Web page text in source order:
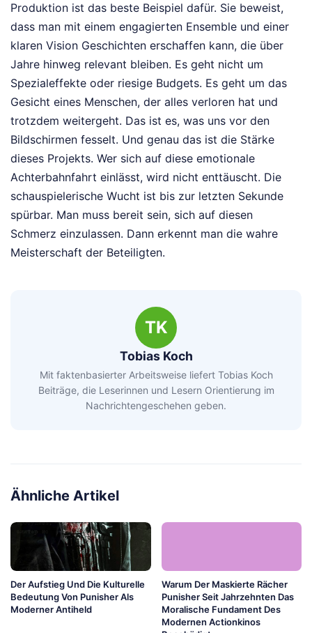
Produktion ist das beste Beispiel dafür. Sie beweist,
dass man mit einem engagierten Ensemble und einer
klaren Vision Geschichten erschaffen kann, die über
Jahre hinweg relevant bleiben. Es geht nicht um
Spezialeffekte oder riesige Budgets. Es geht um das
Gesicht eines Menschen, der alles verloren hat und
trotzdem weitergeht. Das ist es, was uns vor den
Bildschirmen fesselt. Und genau das ist die Stärke
dieses Projekts. Wer sich auf diese emotionale
Achterbahnfahrt einlässt, wird nicht enttäuscht. Die
schauspielerische Wucht ist bis zur letzten Sekunde
spürbar. Man muss bereit sein, sich auf diesen
Schmerz einzulassen. Dann erkennt man die wahre
Meisterschaft der Beteiligten.
TK
Tobias Koch
Mit faktenbasierter Arbeitsweise liefert Tobias Koch
Beiträge, die Leserinnen und Lesern Orientierung im
Nachrichtengeschehen geben.
Ähnliche Artikel
Der Aufstieg Und Die Kulturelle
Bedeutung Von Punisher Als
Moderner Antiheld
Warum Der Maskierte Rächer
Punisher Seit Jahrzehnten Das
Moralische Fundament Des
Modernen Actionkinos